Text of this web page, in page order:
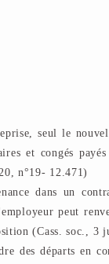
seul le
et congés
n°19- 12.471)
dans un
peut
(Cass. soc., 3
des départs en